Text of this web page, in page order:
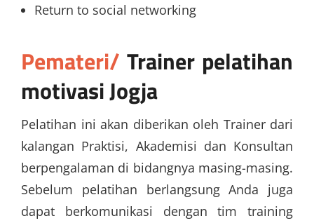
Return to social networking
Pemateri/ Trainer pelatihan
motivasi Jogja
Pelatihan ini akan diberikan oleh Trainer dari
kalangan Praktisi, Akademisi dan Konsultan
berpengalaman di bidangnya masing-masing.
Sebelum pelatihan berlangsung Anda juga
dapat berkomunikasi dengan tim training